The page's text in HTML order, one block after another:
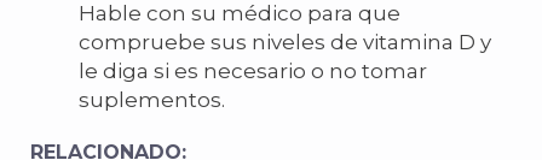
Hable con su médico para que
compruebe sus niveles de vitamina D y
le diga si es necesario o no tomar
suplementos.
RELACIONADO: